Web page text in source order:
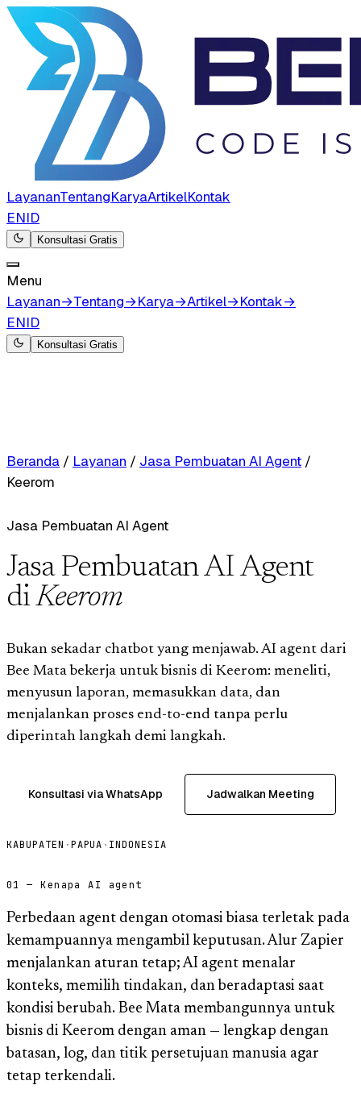
LayananTentangKaryaArtikelKontak
ENID
Konsultasi Gratis
Menu
Layanan→Tentang→Karya→Artikel→Kontak→
ENID
Konsultasi Gratis
Beranda / Layanan / Jasa Pembuatan AI Agent /
Keerom
Jasa Pembuatan AI Agent
Jasa Pembuatan AI Agent
diKeerom
Bukan sekadar chatbot yang menjawab. AI agent dari
Bee Mata bekerja untuk bisnis di Keerom: meneliti,
menyusun laporan, memasukkan data, dan
menjalankan proses end-to-end tanpa perlu
diperintah langkah demi langkah.
Konsultasi via WhatsApp Jadwalkan Meeting
KABUPATEN ·PAPUA · INDONESIA
01 — Kenapa AI agent
Perbedaan agent dengan otomasi biasa terletak pada
kemampuannya mengambil keputusan. Alur Zapier
menjalankan aturan tetap; AI agent menalar
konteks, memilih tindakan, dan beradaptasi saat
kondisi berubah. Bee Mata membangunnya untuk
bisnis di Keerom dengan aman — lengkap dengan
batasan, log, dan titik persetujuan manusia agar
tetap terkendali.